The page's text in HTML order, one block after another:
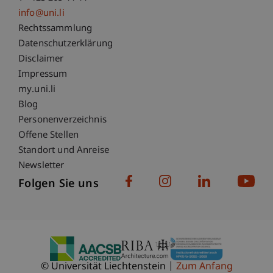
info@uni.li
Fußzeile Rechtliche Hinweise
Rechtssammlung
Datenschutzerklärung
Disclaimer
Impressum
Fußzeile Subdomain-Verzeichnis
my.uni.li
Blog
Personenverzeichnis
Offene Stellen
Standort und Anreise
Newsletter
Folgen Sie uns
© Universität Liechtenstein Zum Anfang